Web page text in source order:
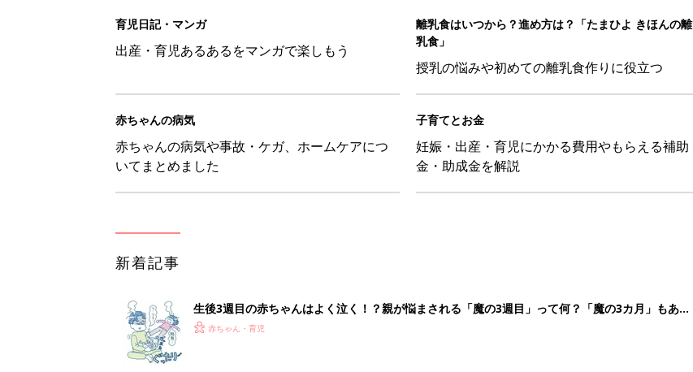
育児日記・マンガ
出産・育児あるあるをマンガで楽しもう
離乳食はいつから？進め方は？「たまひよ きほんの離
乳食」
授乳の悩みや初めての離乳食作りに役立つ
赤ちゃんの病気
赤ちゃんの病気や事故・ケガ、ホームケアにつ
いてまとめました
子育てとお金
妊娠・出産・育児にかかる費用やもらえる補助
金・助成金を解説
新着記事
生後3週目の赤ちゃんはよく泣く！？親が悩まされる「魔の3週目」って何？「魔の3カ月」もある
って本当？【専門家】
赤ちゃん・育児